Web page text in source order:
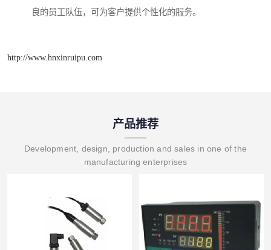
良的员工队伍，可为客户提供个性化的服务。
http://www.hnxinruipu.com
产品推荐
Development, design, production and sales in one of the
manufacturing enterprises